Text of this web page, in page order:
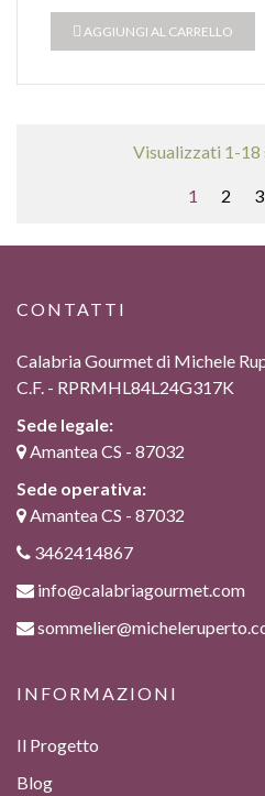
AGGIUNGI AL CARRELLO
Visualizzati 1-18
1 2 3
CONTATTI
Calabria Gourmet di Michele
C.F. - RPRMHL84L24G317K
Sede legale:
Amantea CS - 87032
Sede operativa:
Amantea CS - 87032
3462414867
info@calabriagourmet.com
INFORMAZIONI
Il Progetto
Blog